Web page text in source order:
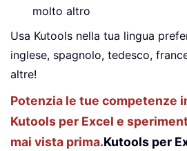
molto altro
Usa Kutools nella tua lingua
inglese, spagnolo, tedesco,
altre!
Potenzia le tue competenze
Kutools per Excel e
mai vista prima.Kutools per